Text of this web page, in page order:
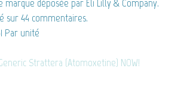
déposée par Eli Lilly & Company.
sur44 commentaires.
Par unité
Strattera (Atomoxetine) NOW!